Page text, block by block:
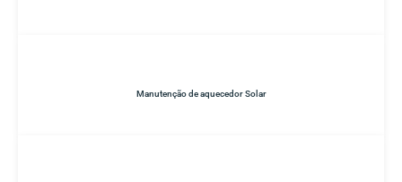
Manutenção de aquecedor Solar